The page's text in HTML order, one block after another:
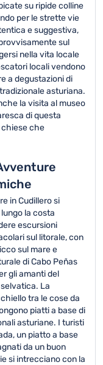
su ripide colline
per le strette vie
e suggestiva,
sul
nella vita locale
locali vendono
a degustazioni di
asturiana.
la visita al museo
di questa
chiese che
in Cudillero si
la costa
escursioni
sul litorale, con
sul mare e
di Cabo Peñas
gli amanti del
La
tra le cose da
piatti a base di
asturiane. I turisti
un piatto a base
da un buon
si intrecciano con la